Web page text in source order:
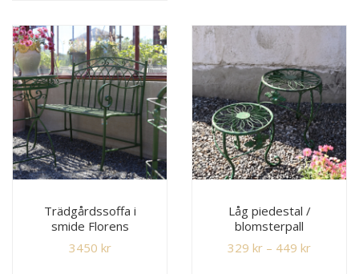
Trädgårdssoffa i
smide Florens
3450 kr
Låg piedestal /
blomsterpall
329 kr – 449 kr